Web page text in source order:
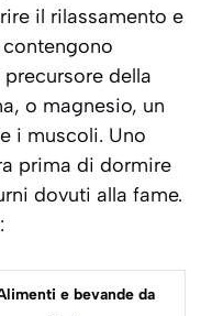
il rilassamento e
della
o magnesio, un
i muscoli. Uno
prima di dormire
dovuti alla fame.
e bevande da